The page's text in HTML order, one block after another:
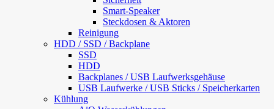
Smart-Speaker
Steckdosen & Aktoren
Reinigung
HDD / SSD / Backplane
SSD
HDD
Backplanes / USB Laufwerksgehäuse
USB Laufwerke / USB Sticks / Speicherkarten
Kühlung